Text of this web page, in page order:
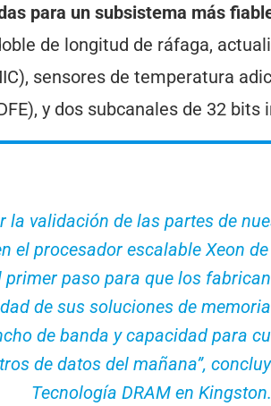
para un subsistema más
de longitud de ráfaga,
sensores de temperatura
y dos subcanales de 32 bits
la validación de las partes de
el procesador escalable Xeon
paso para que los
de sus soluciones de
de banda y capacidad para
de datos del mañana”,
Tecnología DRAM en Kingston.